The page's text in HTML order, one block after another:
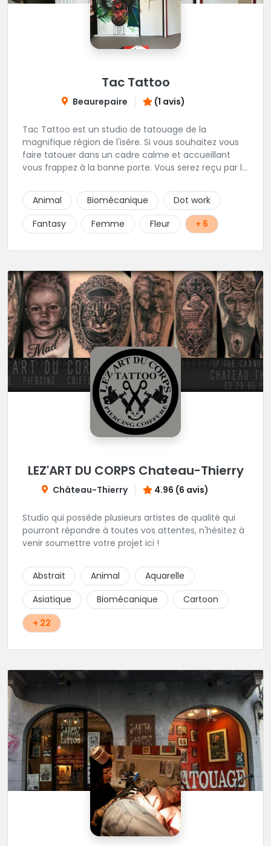
Tac Tattoo
Beaurepaire (1 avis)
Tac Tattoo est un studio de tatouage de la
magnifique région de l'isére. Si vous souhaitez vous
faire tatouer dans un cadre calme et accueillant
vous frappez à la bonne porte. Vous serez reçu par le
sympathique.
Animal Biomécanique
Dot work
Fantasy
Femme Fleur + 6
LEZ'ART DU CORPS Chateau-Thierry
Château-Thierry 4.96 (6 avis)
Studio qui possède plusieurs artistes de qualité qui
pourront répondre à toutes vos attentes, n'hésitez à
venir soumettre votre projet ici !
Abstrait Animal
Aquarelle
Asiatique
Biomécanique
Cartoon
+ 22